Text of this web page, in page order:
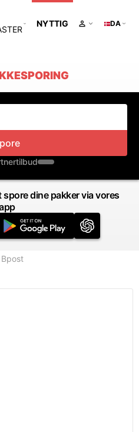
NYTTIG DA
dine pakker via vores
Bpost